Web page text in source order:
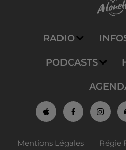
RADIO
PODCASTS
Mentions Légales Régie